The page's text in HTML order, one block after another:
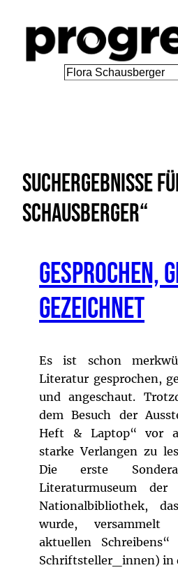
Inhalt
springen
S
Suchergebnisse
Schausberger“
Gesprochen,
Gezeichnet
Es ist schon
Literatur gesprochen,
und angeschaut.
dem Besuch der
Heft & Laptop“ vor
starke Verlangen zu
Die erste
Literaturmuseum der
Nationalbibliothek,
wurde, versammelt
aktuellen Schreibens“
Schriftsteller_innen) in